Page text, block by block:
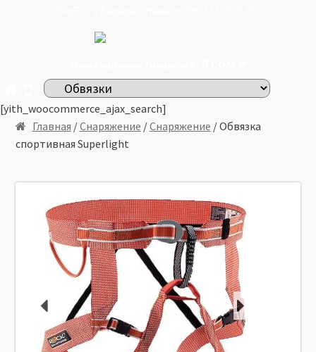
[yith_woocommerce_ajax_search]
Главная /Снаряжение /Снаряжение / Обвязка
спортивная Superlight